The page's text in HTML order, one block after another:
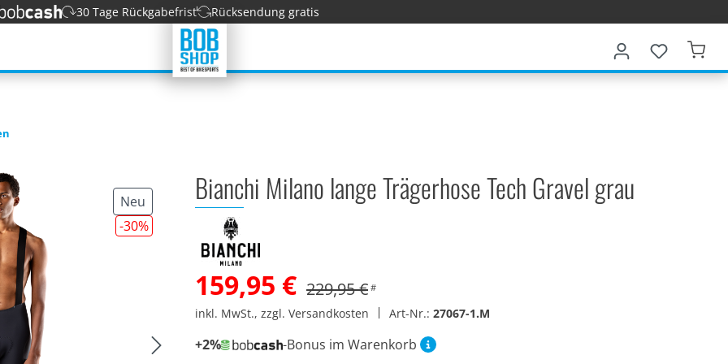
30 Tage Rückgabefrist Rücksendung gratis
-30%
Neu Bianchi Milano lange Trägerhose Tech Gravel grau
159,95 € 229,95 € #
inkl. MwSt., zzgl. Versandkosten Art-Nr.: 27067-1.M
+2%
-Bonus im Warenkorb